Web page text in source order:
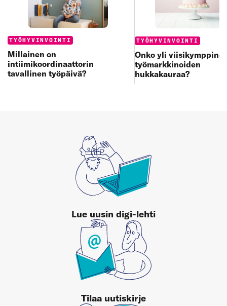
Categories:
TYÖHYVINVOINTI
Millainen on
intiimikoordinaattorin
tavallinen työpäivä?
Categories:
TYÖHYVINVOINTI
Onko yli
työmarkkinoiden
hukkakauraa?
Lue uusin digi-lehti
Tilaa uutiskirje